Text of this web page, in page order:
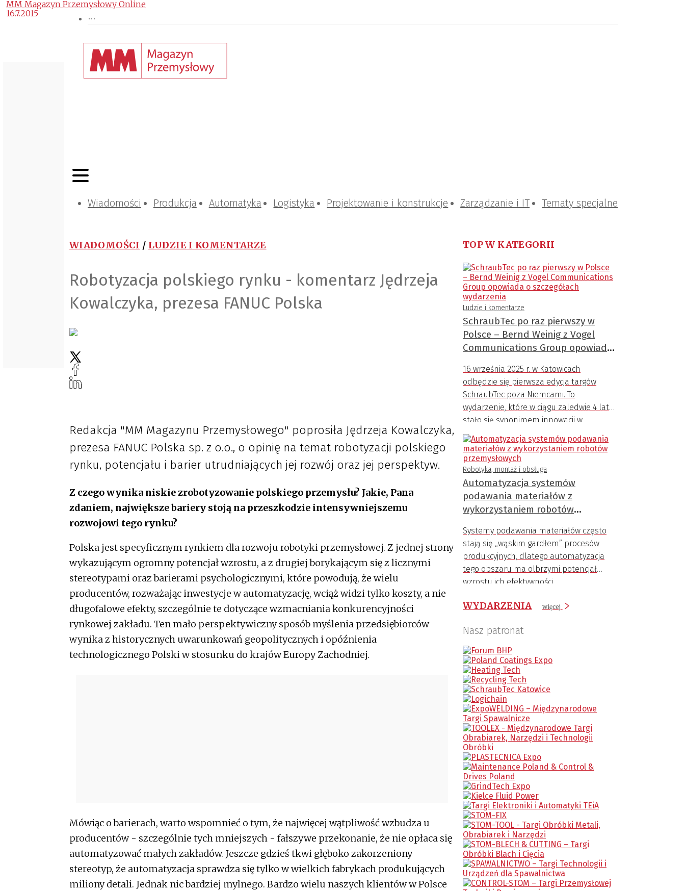
Wiadomości Produkcja Automatyka Logistyka Projektowanie i konstrukcje Zarządzanie i IT Tematy specjalne
WIADOMOŚCI / LUDZIE I KOMENTARZE
Robotyzacja polskiego rynku - komentarz Jędrzeja
Kowalczyka, prezesa FANUC Polska
MM Magazyn Przemysłowy Online
16.7.2015
Redakcja "MM Magazynu Przemysłowego" poprosiła Jędrzeja Kowalczyka,
prezesa FANUC Polska sp. z o.o., o opinię na temat robotyzacji polskiego
rynku, potencjału i barier utrudniających jej rozwój oraz jej perspektyw.
Z czego wynika niskie zrobotyzowanie polskiego przemysłu? Jakie, Pana
zdaniem, największe bariery stoją na przeszkodzie intensywniejszemu
rozwojowi tego rynku?
Polska jest specyficznym rynkiem dla rozwoju robotyki przemysłowej. Z jednej strony
wykazującym ogromny potencjał wzrostu, a z drugiej borykającym się z licznymi
stereotypami oraz barierami psychologicznymi, które powodują, że wielu
producentów, rozważając inwestycje w automatyzację, wciąż widzi tylko koszty, a nie
długofalowe efekty, szczególnie te dotyczące wzmacniania konkurencyjności
rynkowej zakładu. Ten mało perspektywiczny sposób myślenia przedsiębiorców
wynika z historycznych uwarunkowań geopolitycznych i opóźnienia
technologicznego Polski w stosunku do krajów Europy Zachodniej.
Mówiąc o barierach, warto wspomnieć o tym, że najwięcej wątpliwość wzbudza u
producentów - szczególnie tych mniejszych - fałszywe przekonanie, że nie opłaca się
automatyzować małych zakładów. Jeszcze gdzieś tkwi głęboko zakorzeniony
stereotyp, że automatyzacja sprawdza się tylko w wielkich fabrykach produkujących
miliony detali. Jednak nic bardziej mylnego. Bardzo wielu naszych klientów w Polsce
TOP W KATEGORII
Ludzie i komentarze
SchraubTec po raz pierwszy w
Polsce – Bernd Weinig z Vogel
Communications Group opowiada
16 września 2025 r. w Katowicach
odbędzie się pierwsza edycja targów
SchraubTec poza Niemcami. To
wydarzenie, które w ciągu zaledwie 4 lat
stało się synonimem innowacji w
dziedzinie połączeń śrubowych.
Robotyka, montaż i obsługa
Automatyzacja systemów
podawania materiałów z
wykorzystaniem robotów
Systemy podawania materiałów często
stają się „wąskim gardłem” procesów
produkcyjnych, dlatego automatyzacja
tego obszaru ma olbrzymi potencjał
wzrostu ich efektywności.
WYDARZENIA więcej
Nasz patronat